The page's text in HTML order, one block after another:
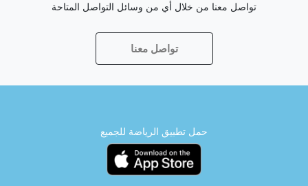
تواصل معنا من خلال أي من وسائل التواصل المتاحة
تواصل معنا
حمل تطبيق الرياضة للجميع